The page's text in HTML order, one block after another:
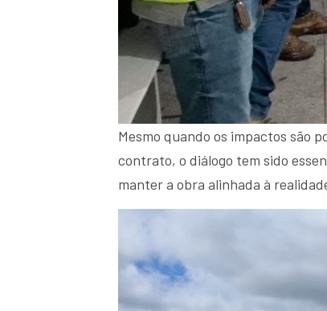
Mesmo quando os impactos são
contrato, o diálogo tem sido
manter a obra alinhada à